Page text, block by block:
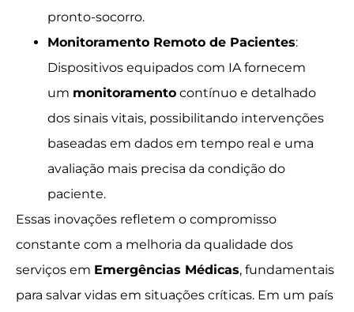
pronto-socorro.
Monitoramento Remoto de Pacientes:
Dispositivos equipados com IA fornecem
um monitoramento contínuo e detalhado
dos sinais vitais, possibilitando intervenções
baseadas em dados em tempo real e uma
avaliação mais precisa da condição do
paciente.
Essas inovações refletem o compromisso
constante com a melhoria da qualidade dos
serviços em Emergências Médicas, fundamentais
para salvar vidas em situações críticas. Em um país